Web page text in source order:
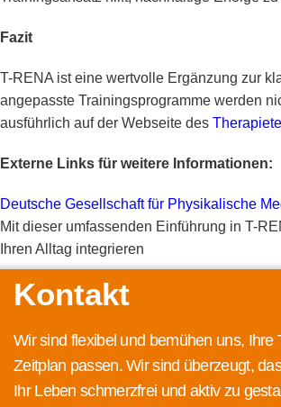
Fazit
T-RENA ist eine wertvolle Ergänzung zur
angepasste Trainingsprogramme werden
ausführlich auf der Webseite des
Externe Links für weitere Informationen:
Deutsche Gesellschaft für Physikalische
Mit dieser umfassenden Einführung in T-
Ihren Alltag integrieren
Kontakt
Wir sind flexibel und bemühen uns,
Zeitplan passen. Wir sind überzeugt,
Ihr Leben schmerzfrei und aktiv zu